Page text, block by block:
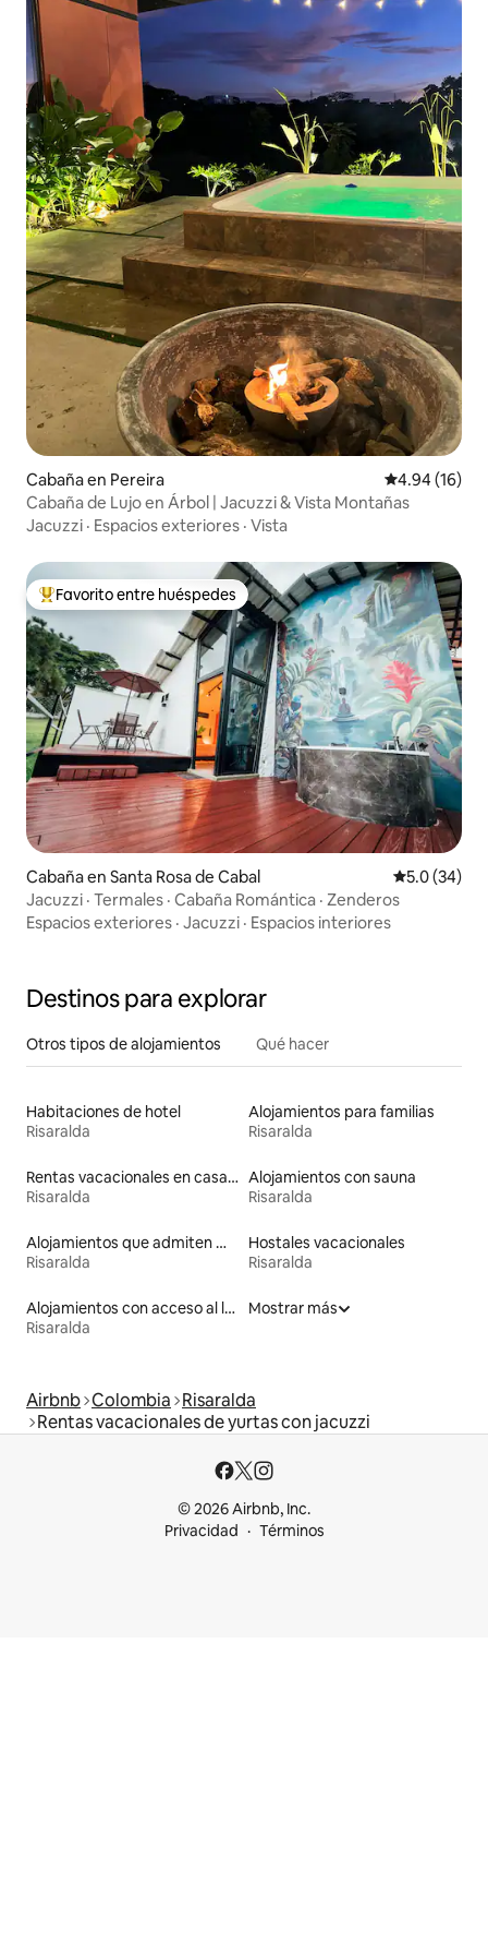
Cabaña en Pereira Calificación
4.94 (16)
Cabaña de Lujo en Árbol | Jacuzzi & Vista Montañas
Jacuzzi · Espacios exteriores · Vista
De los mejores en Favorito entre huéspedes
Favorito entre huéspedes
Cabaña en Santa Rosa de Cabal Calificación
5.0 (34)
Jacuzzi · Termales · Cabaña Romántica · Zenderos
Espacios exteriores · Jacuzzi · Espacios interiores
Destinos para explorar
Otros tipos de alojamientos Qué hacer
Habitaciones de hotel
Risaralda
Alojamientos para familias
Risaralda
Rentas vacacionales en casas adosadas
Risaralda
Alojamientos con sauna
Risaralda
Alojamientos que admiten mascotas
Risaralda
Hostales vacacionales
Risaralda
Alojamientos con acceso al lago
Risaralda
Mostrar más
Airbnb Colombia Risaralda
Rentas vacacionales de yurtas con jacuzzi
© 2026 Airbnb, Inc.
Privacidad
Términos